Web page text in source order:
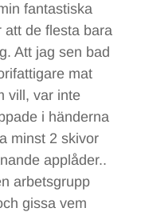
fantastiska
att de flesta bara
Att jag sen bad
mat
vill, var inte
i händerna
minst 2 skivor
applåder..
arbetsgrupp
gissa vem